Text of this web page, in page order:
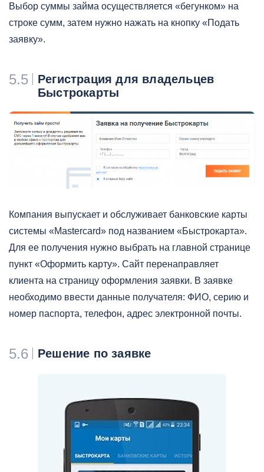
Выбор суммы займа осуществляется «бегунком» на
строке сумм, затем нужно нажать на кнопку «Подать
заявку».
5.5
Регистрация для владельцев
Быстрокарты
Компания выпускает и обслуживает банковские карты
системы «Mastercard» под названием «Быстрокарта».
Для ее получения нужно выбрать на главной странице
пункт «Оформить карту». Сайт перенаправляет
клиента на страницу оформления заявки. В заявке
необходимо ввести данные получателя: ФИО, серию и
номер паспорта, телефон, адрес электронной почты.
5.6 Решение по заявке